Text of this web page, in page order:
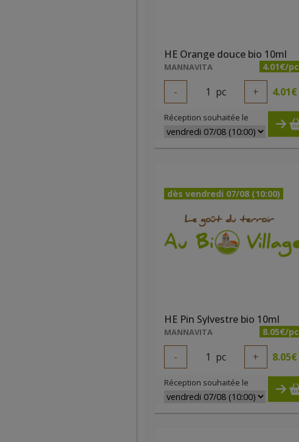
HE Orange douce bio 10ml
MANNAVITA 4.01€/pc
- 1 pc + 4.01€
Réception souhaitée le
dès vendredi 07/08 (10:00)
HE Pin Sylvestre bio 10ml
MANNAVITA 8.05€/pc
- 1 pc + 8.05€
Réception souhaitée le